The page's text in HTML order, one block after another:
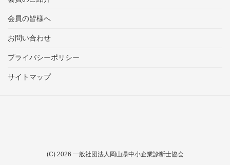
会員の皆様へ
お問い合わせ
プライバシーポリシー
サイトマップ
(C) 2026 一般社団法人岡山県中小企業診断士協会